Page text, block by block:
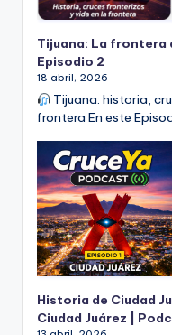
Tijuana: La frontera
Episodio 2
18 abril, 2026
Tijuana: historia,
frontera En este
Historia de Ciudad
Ciudad Juárez |